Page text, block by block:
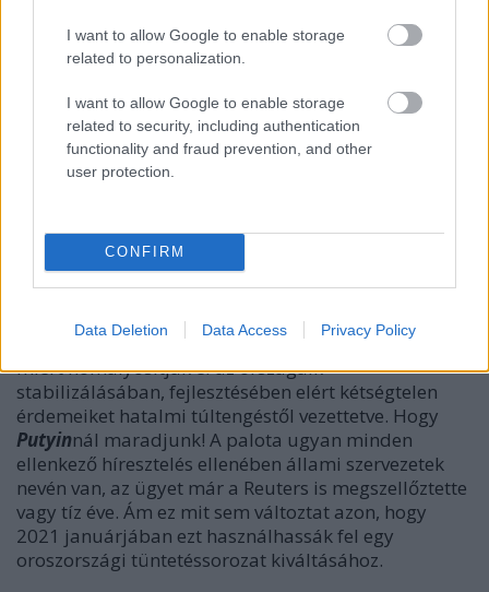
I want to allow Google to enable storage
related to personalization.
I want to allow Google to enable storage
related to security, including authentication
functionality and fraud prevention, and other
user protection.
CONFIRM
Data Deletion Data Access Privacy Policy
hatalomátvétel után nyomban koncessziót kaptak a
Biden-családhoz közelálló érdekeltségek. No, meg
Ennyit az emberarcú kapitalizmusról, amelynek
nevében OroszországbanAlekszej Navalnij,
BelaruszbanSzvetlana Tyihanovszkaja
választások értelmetlen túlnyerésének
kimutatásával. Oroszországban
megalománság, a bárdolatlanság netovábbjával, a
fényűző palota megépíttetésével és még egy s
mással.Ép ésszel fel nem fogható, ezek az emberek
miért homályosítják el az országaik
stabilizálásában, fejlesztésében elért kétségtelen
érdemeiket hatalmi túltengéstől vezettetve. Hogy
Putyinnál maradjunk! A palota ugyan minden
ellenkező híresztelés ellenében állami szervezetek
nevén van, az ügyet már a Reuters is megszellőztette
vagy tíz éve. Ám ez mit sem változtat azon, hogy
2021 januárjában ezt használhassák fel egy
oroszországi tüntetéssorozat kiváltásához.